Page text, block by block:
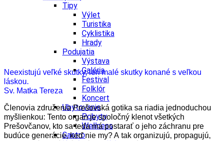
Tipy
Výlet
Turistika
Cyklistika
Hrady
Podujatia
Výstava
Galéria
Festival
Folklór
Koncert
Ubytovanie
Pobyty
Wellness
Gastro
Neexistujú veľké skutky, len malé skutky konané s veľkou
láskou.
Sv. Matka Tereza
Členovia združenia Prešovská gotika sa riadia jednoduchou
myšlienkou: Tento organ je spoločný klenot všetkých
Prešovčanov, kto sa teda má postarať o jeho záchranu pre
budúce generácie, keď nie my? A tak organizujú, propagujú,